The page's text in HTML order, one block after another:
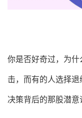
你是否好奇过，为
击，而有的人选择
决策背后的那股潜意